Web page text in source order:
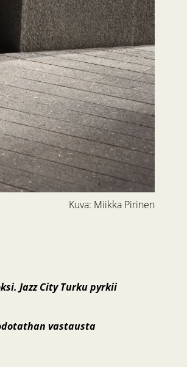
Kuva: Miikka Pirinen
Jazz City Turku pyrkii
vastausta